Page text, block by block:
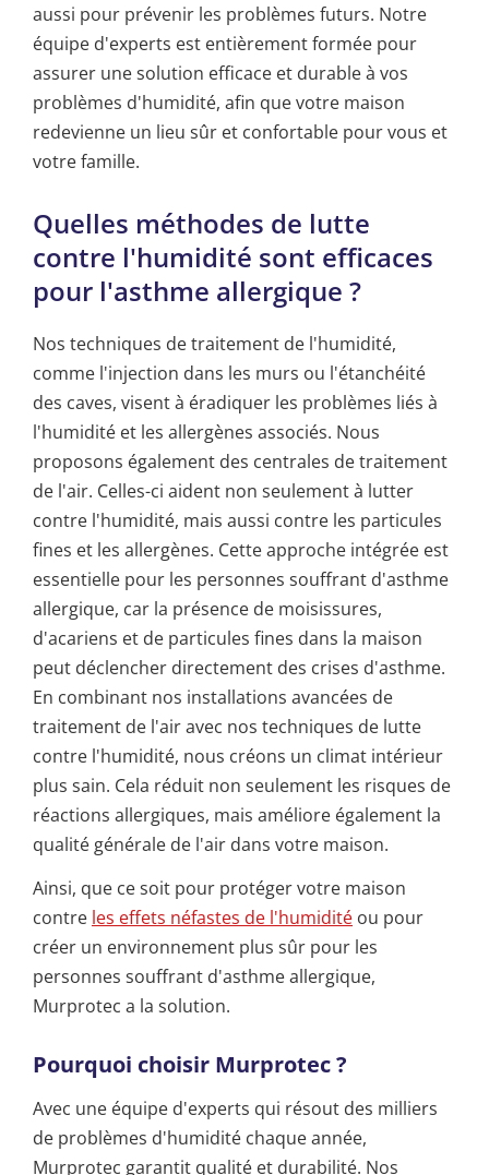
aussi pour prévenir les problèmes futurs. Notre
équipe d'experts est entièrement formée pour
assurer une solution efficace et durable à vos
problèmes d'humidité, afin que votre maison
redevienne un lieu sûr et confortable pour vous et
votre famille.
Quelles méthodes de lutte
contre l'humidité sont efficaces
pour l'asthme allergique ?
Nos techniques de traitement de l'humidité,
comme l'injection dans les murs ou l'étanchéité
des caves, visent à éradiquer les problèmes liés à
l'humidité et les allergènes associés. Nous
proposons également des centrales de traitement
de l'air. Celles-ci aident non seulement à lutter
contre l'humidité, mais aussi contre les particules
fines et les allergènes. Cette approche intégrée est
essentielle pour les personnes souffrant d'asthme
allergique, car la présence de moisissures,
d'acariens et de particules fines dans la maison
peut déclencher directement des crises d'asthme.
En combinant nos installations avancées de
traitement de l'air avec nos techniques de lutte
contre l'humidité, nous créons un climat intérieur
plus sain. Cela réduit non seulement les risques de
réactions allergiques, mais améliore également la
qualité générale de l'air dans votre maison.
Ainsi, que ce soit pour protéger votre maison
contre les effets néfastes de l'humidité ou pour
créer un environnement plus sûr pour les
personnes souffrant d'asthme allergique,
Murprotec a la solution.
Pourquoi choisir Murprotec ?
Avec une équipe d'experts qui résout des milliers
de problèmes d'humidité chaque année,
Murprotec garantit qualité et durabilité. Nos